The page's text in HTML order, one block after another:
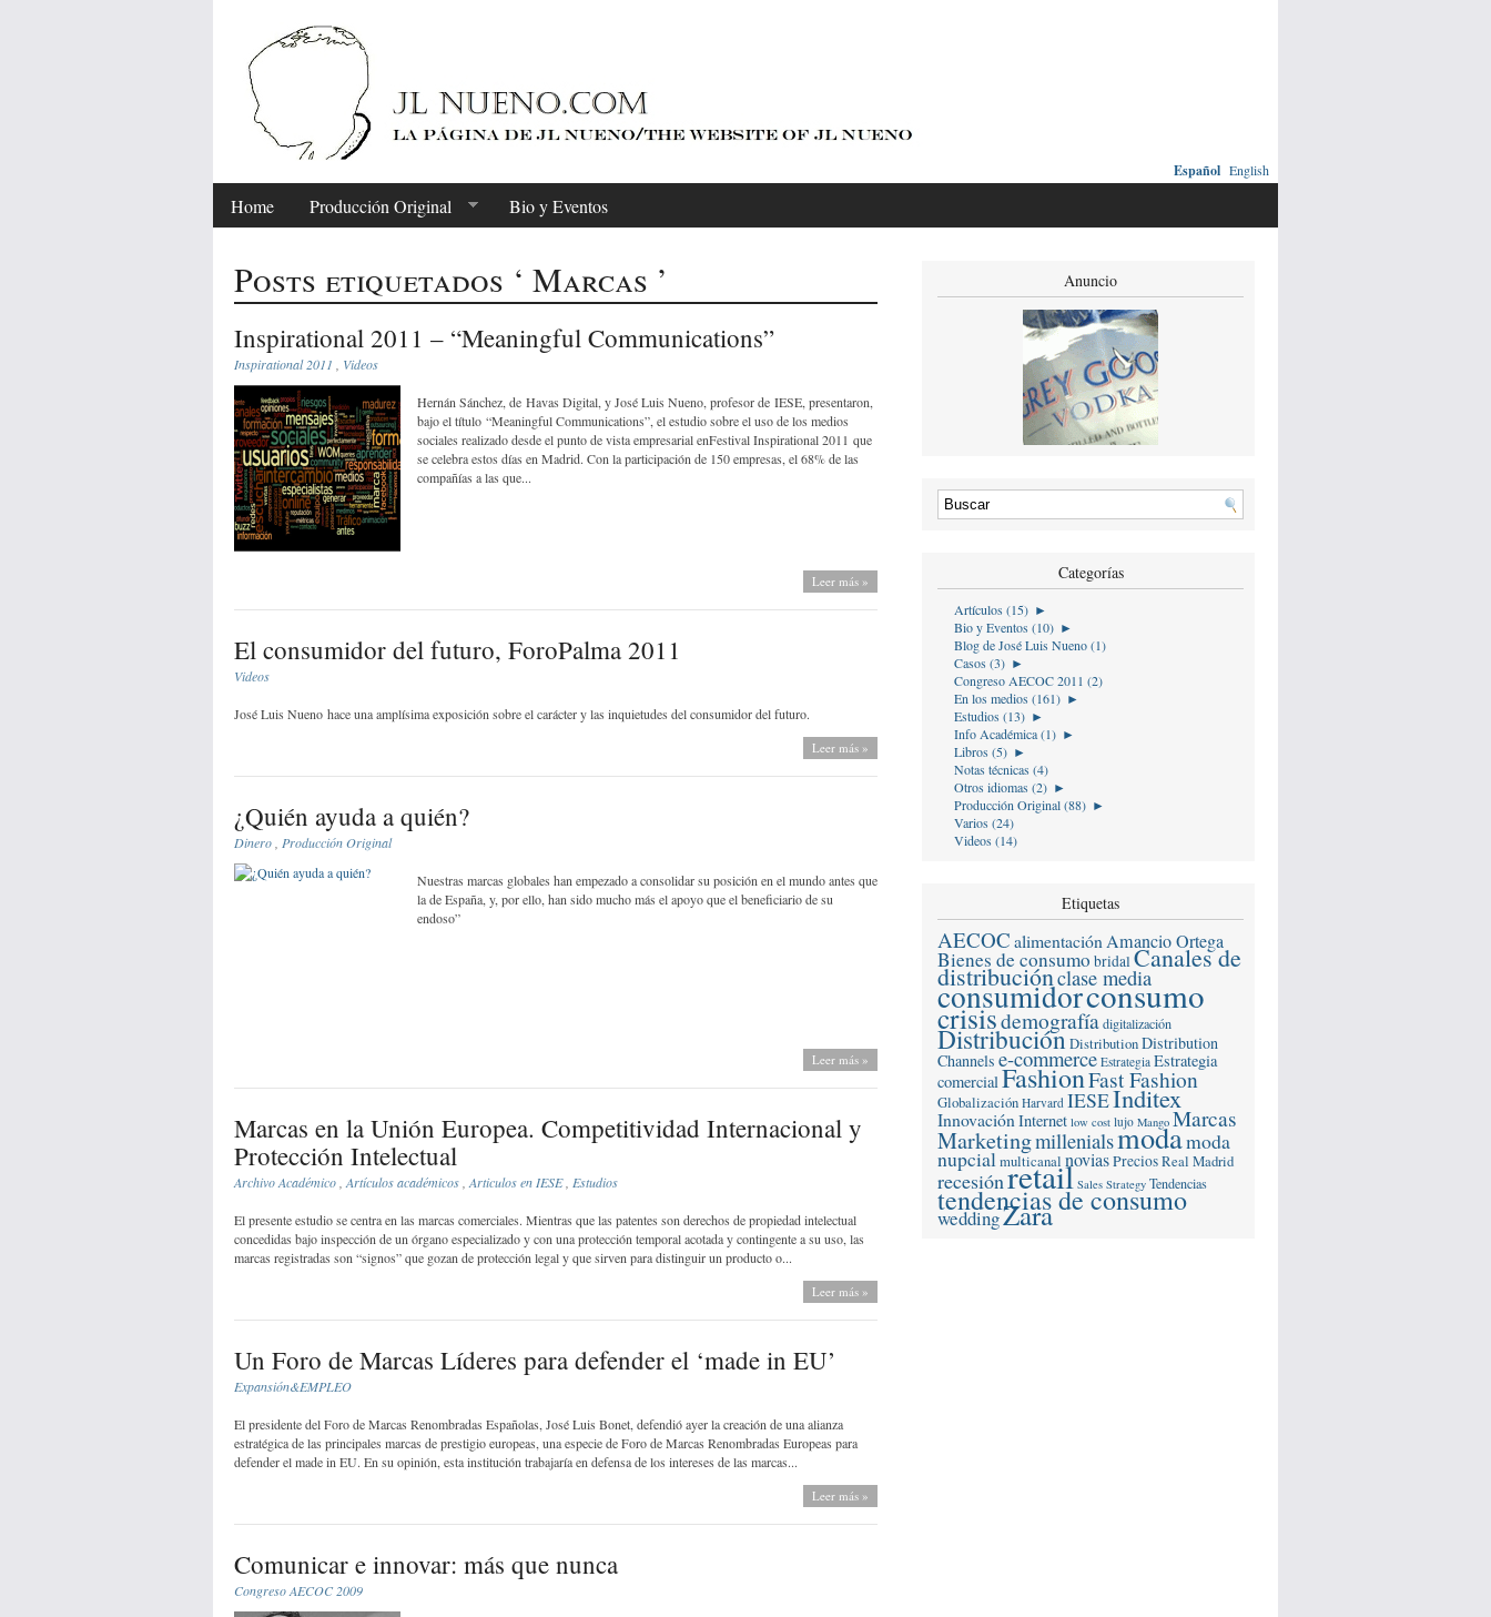
Español English
Home Producción Original Bio y Eventos
Posts etiquetados ‘ Marcas ’
Inspirational 2011 – “Meaningful Communications”
Inspirational 2011 Videos
Hernán Sánchez, de Havas Digital, y José Luis Nueno, profesor de IESE, presentaron,
bajo el título “Meaningful Communications”, el estudio sobre el uso de los medios
sociales realizado desde el punto de vista empresarial enFestival Inspirational 2011 que
se celebra estos días en Madrid. Con la participación de 150 empresas, el 68% de las
compañías a las que...
Leer más »
El consumidor del futuro, ForoPalma 2011
Videos
José Luis Nueno hace una amplísima exposición sobre el carácter y las inquietudes del consumidor del futuro.
Leer más »
¿Quién ayuda a quién?
Dinero Producción Original
Nuestras marcas globales han empezado a consolidar su posición en el mundo antes que
la de España, y, por ello, han sido mucho más el apoyo que el beneficiario de su
endoso”
Leer más »
Marcas en la Unión Europea. Competitividad Internacional y
Protección Intelectual
Archivo Académico ,Artículos académicos ,Articulos en IESE, Estudios
El presente estudio se centra en las marcas comerciales. Mientras que las patentes son derechos de propiedad intelectual
concedidas bajo inspección de un órgano especializado y con una protección temporal acotada y contingente a su uso, las
marcas registradas son “signos” que gozan de protección legal y que sirven para distinguir un producto o...
Leer más »
Un Foro de Marcas Líderes para defender el ‘made in EU’
Expansión&EMPLEO
El presidente del Foro de Marcas Renombradas Españolas, José Luis Bonet, defendió ayer la creación de una alianza
estratégica de las principales marcas de prestigio europeas, una especie de Foro de Marcas Renombradas Europeas para
defender el made in EU. En su opinión, esta institución trabajaría en defensa de los intereses de las marcas...
Leer más »
Comunicar e innovar: más que nunca
Congreso AECOC 2009
Anuncio
Categorías
Artículos (15) ►
Bio y Eventos (10) ►
Blog de José Luis Nueno (1)
Casos (3) ►
Congreso AECOC 2011 (2)
En los medios (161) ►
Estudios (13) ►
Info Académica (1) ►
Libros (5) ►
Notas técnicas (4)
Otros idiomas (2) ►
Producción Original (88) ►
Varios (24)
Videos (14)
Etiquetas
AECOC alimentación Amancio Ortega
Bienes de consumo bridalCanales de
distribuciónclase media
consumidorconsumo
crisisdemografía digitalización
DistribuciónDistributionDistribution
Channels e-commerce Estrategia Estrategia
comercialFashionFast Fashion
Globalización Harvard IESEInditex
Innovación Internet low cost lujo Mango Marcas
Marketingmillenialsmodamoda
nupcialmulticanal noviasPreciosReal Madrid
recesiónretail Sales Strategy Tendencias
tendencias de consumo
weddingZara